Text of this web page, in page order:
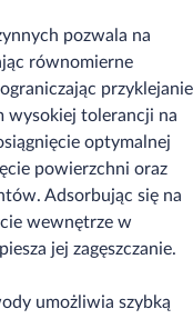
pozwala na
równomierne
przyklejanie
wysokiej tolerancji na
optymalnej
powierzchni oraz
Adsorbując się na
wewnętrze w
jej zagęszczanie.
umożliwia szybką